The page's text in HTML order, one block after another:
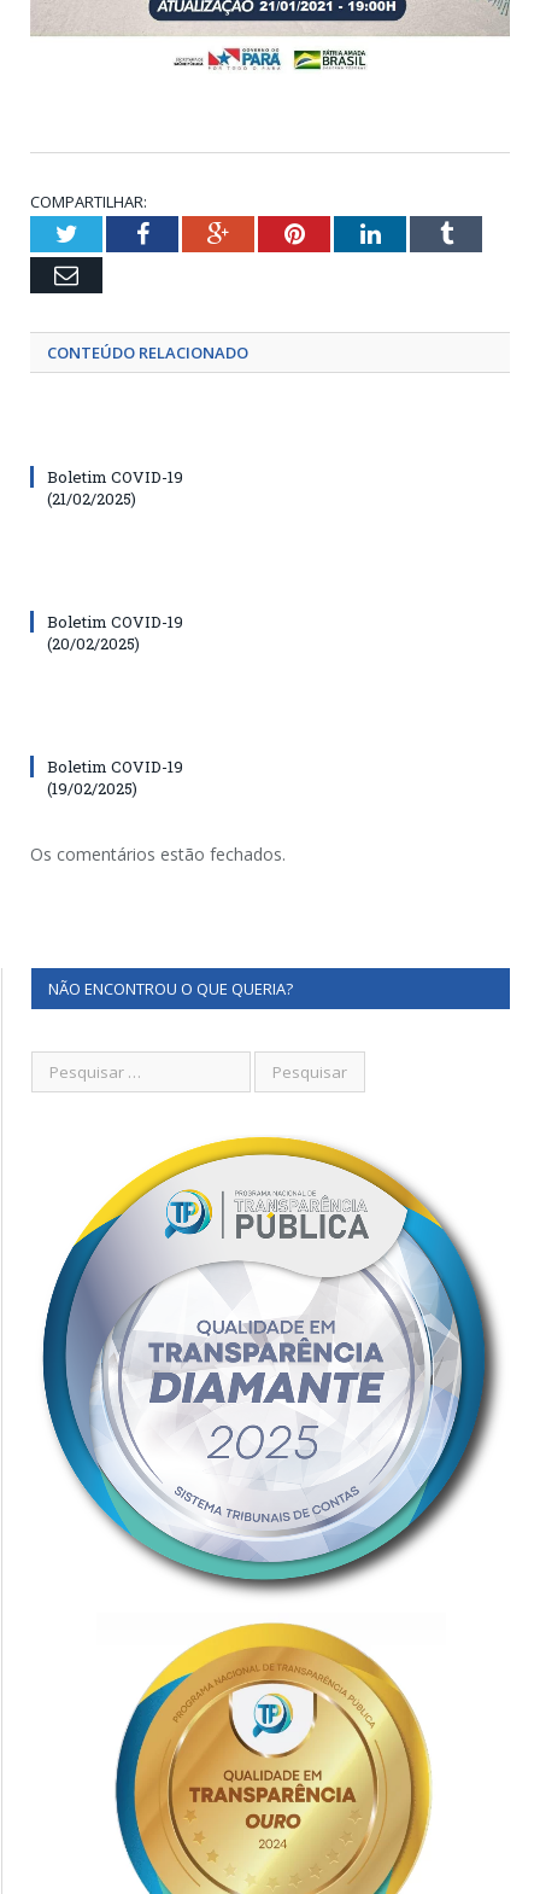
COMPARTILHAR:
TwitterFacebookGoogle+PinterestLinkedInTumblr
Email
CONTEÚDO RELACIONADO
Boletim COVID-19
(21/02/2025)
Boletim COVID-19
(20/02/2025)
Boletim COVID-19
(19/02/2025)
Os comentários estão fechados.
NÃO ENCONTROU O QUE QUERIA?